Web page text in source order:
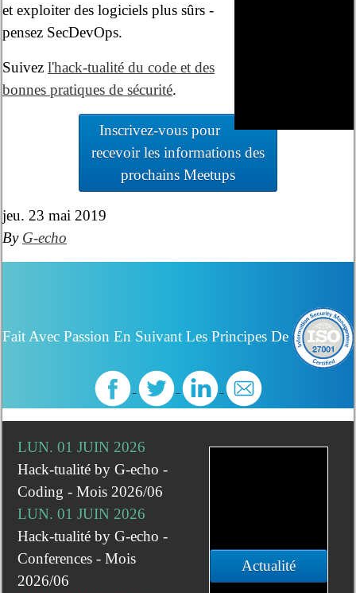
et exploiter des logiciels plus sûrs -
pensez SecDevOps.
Suivez l'hack-tualité du code et des
bonnes pratiques de sécurité.
Inscrivez-vous pour
recevoir les informations des
prochains Meetups
jeu. 23 mai 2019
By G-echo
Fait Avec Passion En Suivant Les Principes De
Actualité
LUN. 01 JUIN 2026
Hack-tualité by G-echo -
Coding - Mois 2026/06
LUN. 01 JUIN 2026
Hack-tualité by G-echo -
Conferences - Mois
2026/06